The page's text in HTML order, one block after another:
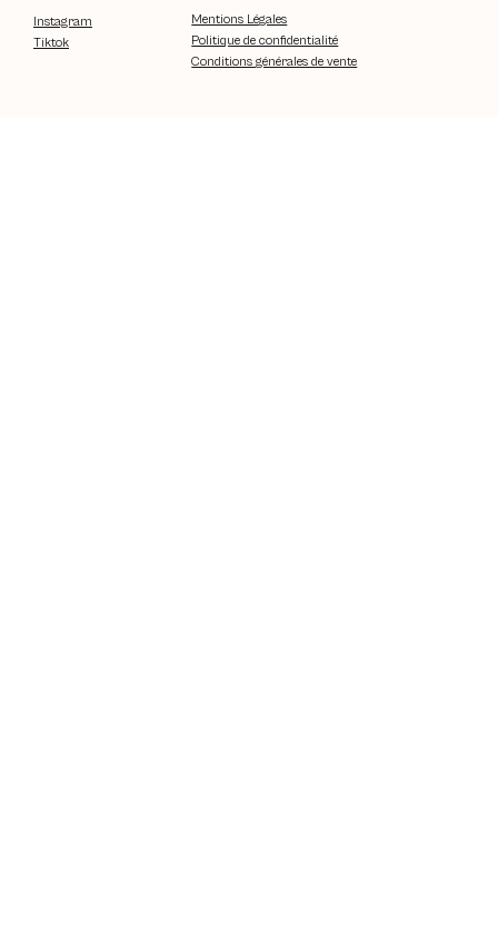
Instagram
Tiktok
Mentions Légales
Politique de confidentialité
Conditions générales de vente